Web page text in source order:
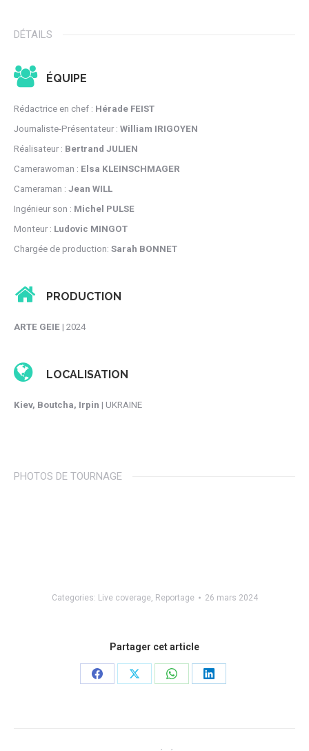
DÉTAILS
ÉQUIPE
Rédactrice en chef : Hérade FEIST
Journaliste-Présentateur : William IRIGOYEN
Réalisateur : Bertrand JULIEN
Camerawoman : Elsa KLEINSCHMAGER
Cameraman : Jean WILL
Ingénieur son : Michel PULSE
Monteur : Ludovic MINGOT
Chargée de production: Sarah BONNET
PRODUCTION
ARTE GEIE | 2024
LOCALISATION
Kiev, Boutcha, Irpin | UKRAINE
PHOTOS DE TOURNAGE
Categories: Live coverage, Reportage 26 mars 2024
Partager cet article
Share
Share
Share
Share